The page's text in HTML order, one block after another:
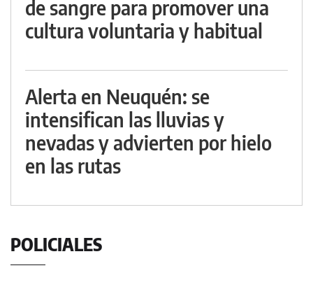
de sangre para promover una
cultura voluntaria y habitual
Alerta en Neuquén: se
intensifican las lluvias y
nevadas y advierten por hielo
en las rutas
POLICIALES